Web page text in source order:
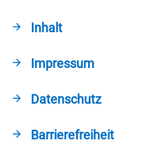
Inhalt
Impressum
Datenschutz
Barrierefreiheit